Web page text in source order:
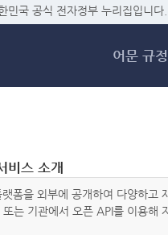
메
민국 공식 전자정부 누리집입니다.
어문 규정
비스 소개
폼을 외부에 공개하여 다양하
는 기관에서 오픈 API를 이용해